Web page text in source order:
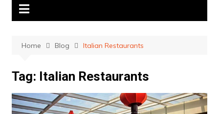
Home Blog Italian Restaurants
Tag: Italian Restaurants